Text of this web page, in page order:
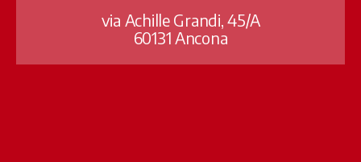
via Achille Grandi, 45/A
60131 Ancona